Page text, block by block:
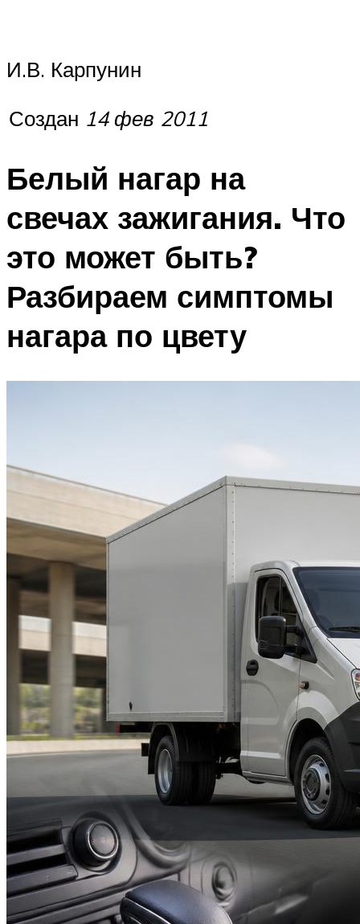
И.В. Карпунин
Создан 14 фев 2011
Белый нагар на
свечах зажигания. Что
это может быть?
Разбираем симптомы
нагара по цвету